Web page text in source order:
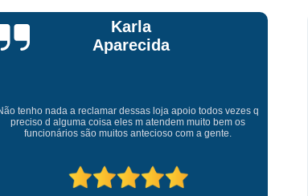
Talita Scarpini
Atendimento de primeira! Sempre muito atenciosos com a
gente, Silvete tá de parabéns pelo atendimento.